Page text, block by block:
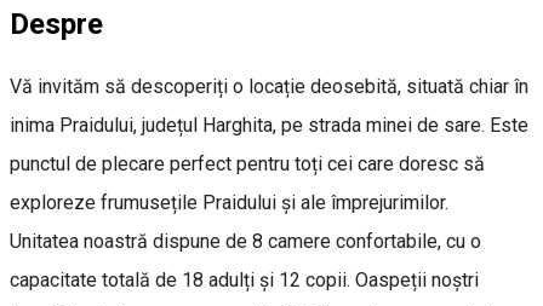
Despre
Vă invităm să descoperiți o locație deosebită, situată chiar în
inima Praidului, județul Harghita, pe strada minei de sare. Este
punctul de plecare perfect pentru toți cei care doresc să
exploreze frumusețile Praidului și ale împrejurimilor.
Unitatea noastră dispune de 8 camere confortabile, cu o
capacitate totală de 18 adulți și 12 copii. Oaspeții noștri